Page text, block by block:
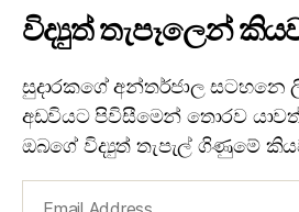
විද්‍යුත් තැපෑලෙන්
සුදාරකගේ අන්තර්ජාල සටහනෙ
අඩවියට පිවිසීමෙන් තොරව
ඔබගේ විද්‍යුත් තැපැල් ගිණුමේ